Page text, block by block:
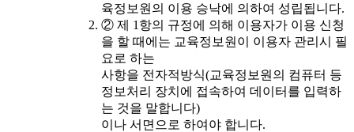
육정보원의 이용 승낙에 의하여 성립됩니다.
② 제 1항의 규정에 의해 이용자가 이용 신청
을 할 때에는 교육정보원이 이용자 관리시 필
요로 하는
사항을 전자적방식(교육정보원의 컴퓨터 등
정보처리 장치에 접속하여 데이터를 입력하
는 것을 말합니다)
이나 서면으로 하여야 합니다.